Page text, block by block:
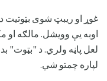
غوړ او ریبټ شوی بټوتیت
اوبه یې وویشل. مالګه
لپاره چمتو شي.